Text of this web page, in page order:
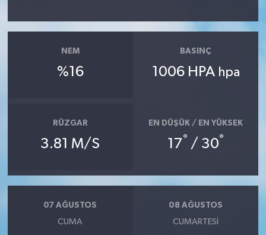
NEM
%16
BASINÇ
1006 HPA hpa
RÜZGAR
3.81 M/S
EN DÜŞÜK / EN YÜKSEK
17° / 30°
07 AĞUSTOS
CUMA
08 AĞUSTOS
CUMARTESI